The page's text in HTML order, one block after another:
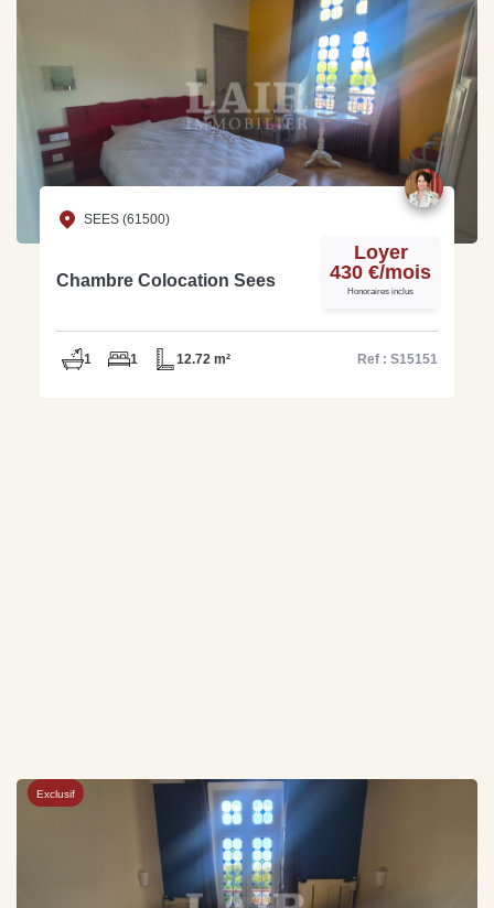
SEES (61500)
Chambre Colocation Sees
Loyer
430 €/mois
Honoraires inclus
1 1 12.72 m² Ref : S15151
Exclusif